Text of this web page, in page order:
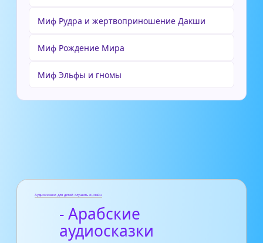
Миф Рудра и жертвоприношение Дакши
Миф Рождение Мира
Миф Эльфы и гномы
Аудиосказки для детей слушать онлайн
- Арабские
аудиосказки